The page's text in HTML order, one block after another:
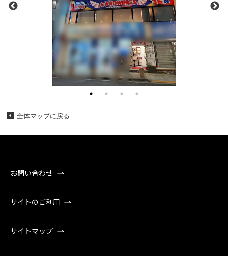
全体マップに戻る
お問い合わせ
サイトのご利用
サイトマップ